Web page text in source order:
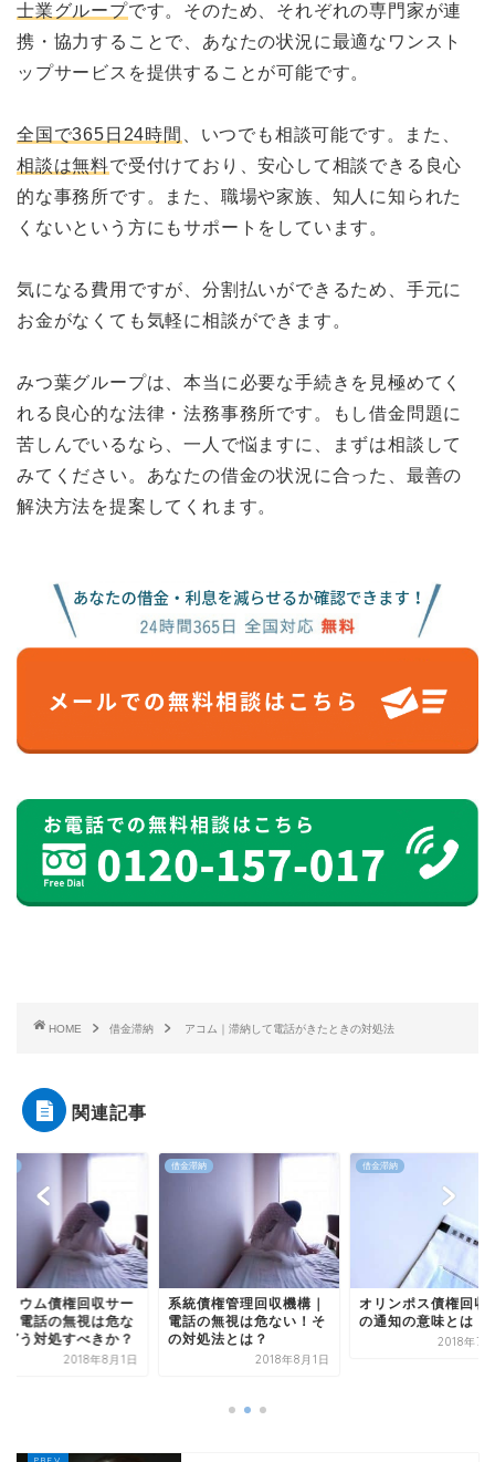
士業グループです。そのため、それぞれの専門家が連
携・協力することで、あなたの状況に最適なワンスト
ップサービスを提供することが可能です。
全国で365日24時間
、いつでも相談可能です。また、
相談は無料で受付けており、安心して相談できる良心
的な事務所です。また、職場や家族、知人に知られた
くないという方にもサポートをしています。
気になる費用ですが、分割払いができるため、手元に
お金がなくても気軽に相談ができます。
みつ葉グループは、本当に必要な手続きを見極めてく
れる良心的な法律・法務事務所です。もし借金問題に
苦しんでいるなら、一人で悩ますに、まずは相談して
みてください。あなたの借金の状況に合った、最善の
解決方法を提案してくれます。
HOME 借金滞納 アコム｜滞納して電話がきたときの対処法
関連記事
債権管理回収機構｜
の無視は危ない！そ
処法とは？
2018年8月1日
借金滞納
オリンポス債権回収から
の通知の意味とは
2018年7月26日
借金滞納
アトリウム債権回収
ビス｜電話の無視は
い！どう対処すべき